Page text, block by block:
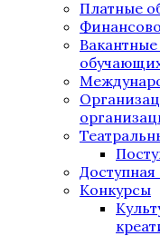
Платные
Доступная
Конкурсы